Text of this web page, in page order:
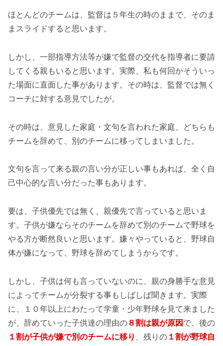
ほとんどのチームは、監督は５年生の時のままで、そのま
まスライドすると思います。
しかし、一部指導方法等が嫌で監督の交代を指導者に要請
してくる親もいると思います。実際、私も何回かそういっ
た場面に直面した事があります。その時は、監督では無く
コーチに対する意見でしたが。
その時は、意見した家庭・文句を言われた家庭、どちらも
チームを辞めて、別のチームに移ってしまいました。
文句を言って来る親の言い分が正しい事もあれば、全く自
己中心的な言い分だった事もあります。
要は、子供優先では無く、親優先で言っていると思いま
す。子供が嫌ならそのチームを辞めて別のチームで野球を
やる方が断然良いと思います。嫌々やっていると、野球自
体が嫌になって、野球を辞めてしまうからです。
しかし、子供は何も言っていないのに、親の身勝手な意見
によってチームが分裂する事もしばしば聞きます。実際
に、１０年以上にわたって学童・少年野球を見て来ました
が、辞めていった子供達の理由の８割は親が原因 で、後の
１割が子供が嫌で別のチームに移り
、残りの １割が野球自